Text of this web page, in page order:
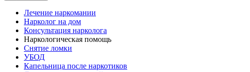
Лечение наркомании
Нарколог на дом
Консультация нарколога
Наркологическая помощь
Снятие ломки
УБОД
Капельница после наркотиков